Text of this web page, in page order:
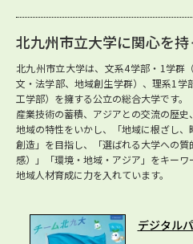
北九州市立大学に関心を
北九州市立大学は、文系4学部・1学群
文・法学部、地域創生学群）、理系1学
工学部）を擁する公立の総合大学です。
産業技術の蓄積、アジアとの交流の歴
地域の特性をいかし、「地域に根ざし
創造」を目指し、「選ばれる大学への
感）」「環境・地域・アジア」をキーワ
地域人材育成に力を入れています。
デジタル